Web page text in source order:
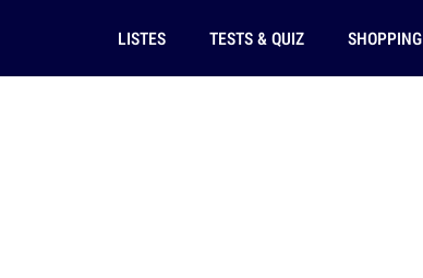
LISTES TESTS & QUIZ SHOPPING